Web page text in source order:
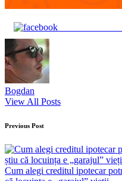
Bogdan
View All Posts
Post
navigation
Previous Post
Cum alegi creditul ipotecar